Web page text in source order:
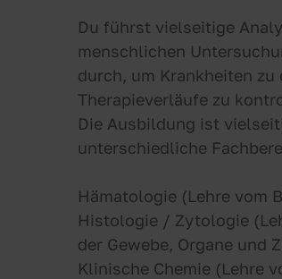
Du führst vielseitige
menschlichen
durch, um Krankheiten zu
Therapieverläufe zu
Die Ausbildung ist
unterschiedliche
Hämatologie (Lehre vom
Histologie / Zytologie
der Gewebe, Organe und
Klinische Chemie (Lehre